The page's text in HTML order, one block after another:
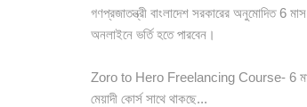
গণপ্রজাতন্ত্রী বাংলাদেশ সরকারের অনুমোদিত 6
অনলাইনে ভর্তি হতে পারবেন।
Zoro to Hero Freelancing Course- 6
মেয়াদী কোর্স সাথে থাকছে...